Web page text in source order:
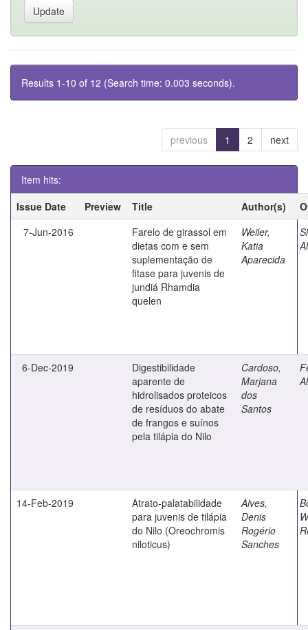
Results 1-10 of 12 (Search time: 0.003 seconds).
previous 1 2 next
Item hits:
Issue Date
Preview Title Author(s)
7-Jun-2016
Farelo de girassol em
dietas com e sem
suplementação de
fitase para juvenis de
jundiá Rhamdia
quelen
Weiler,
Katia
Aparecida
6-Dec-2019
Digestibilidade
aparente de
hidrolisados proteicos
de resíduos do abate
de frangos e suínos
pela tilápia do Nilo
Cardoso,
Marjana
dos
Santos
14-Feb-2019
Atrato-palatabilidade
para juvenis de tilápia
do Nilo (Oreochromis
niloticus)
Alves,
Denis
Rogério
Sanches